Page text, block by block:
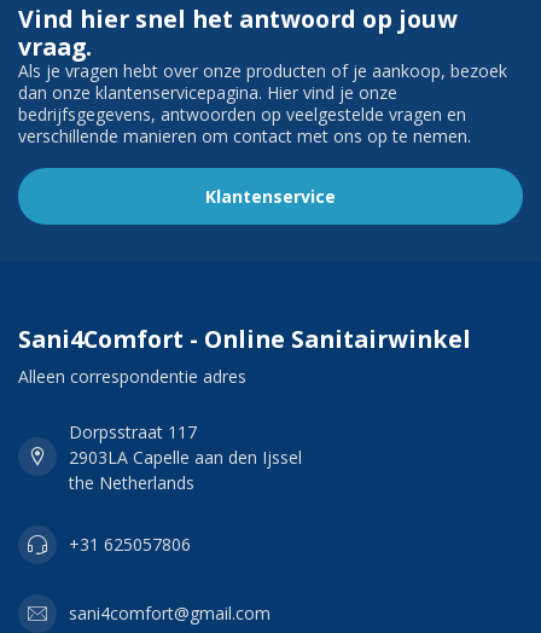
Vind hier snel het antwoord op jouw
vraag.
Als je vragen hebt over onze producten of je aankoop, bezoek
dan onze klantenservicepagina. Hier vind je onze
bedrijfsgegevens, antwoorden op veelgestelde vragen en
verschillende manieren om contact met ons op te nemen.
Klantenservice
Sani4Comfort - Online Sanitairwinkel
Alleen correspondentie adres
Dorpsstraat 117
2903LA Capelle aan den Ijssel
the Netherlands
+31 625057806
sani4comfort@gmail.com